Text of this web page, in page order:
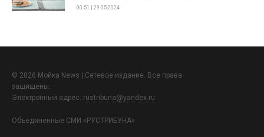
00:51 | 29-05-2024
© 2026 Мойка News | Сетевое издание. Все права
защищены.
Электронный адрес: rustribuna@yandex.ru
Объединенные СМИ «РУСТРИБУНА»